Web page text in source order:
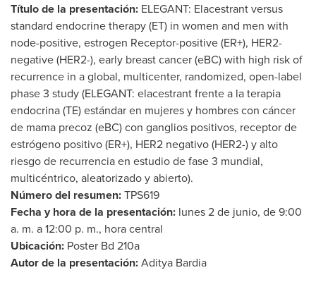
Título de la presentación: ELEGANT: Elacestrant versus
standard endocrine therapy (ET) in women and men with
node-positive, estrogen Receptor-positive (ER+), HER2-
negative (HER2-), early breast cancer (eBC) with high risk of
recurrence in a global, multicenter, randomized, open-label
phase 3 study (ELEGANT: elacestrant frente a la terapia
endocrina (TE) estándar en mujeres y hombres con cáncer
de mama precoz (eBC) con ganglios positivos, receptor de
estrógeno positivo (ER+), HER2 negativo (HER2-) y alto
riesgo de recurrencia en estudio de fase 3 mundial,
multicéntrico, aleatorizado y abierto).
Número del resumen:TPS619
Fecha y hora de la presentación: lunes 2 de junio, de 9:00
a. m. a 12:00 p. m., hora central
Ubicación: Poster Bd 210a
Autor de la presentación:Aditya Bardia